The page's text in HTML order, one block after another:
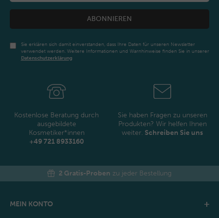
ABONNIEREN
Sie erklären sich damit einverstanden, dass Ihre Daten für unseren Newsletter
verwendet werden. Weitere Informationen und Warnhinweise finden Sie in unserer
Daten­schutz­erklärung
Kostenlose Beratung durch
ausgebildete
Kosmetiker*innen
+49 721 8933160
Sie haben Fragen zu unseren
Produkten? Wir helfen Ihnen
weiter. Schreiben Sie uns
2 Gratis-Proben zu jeder Bestellung
MEIN KONTO